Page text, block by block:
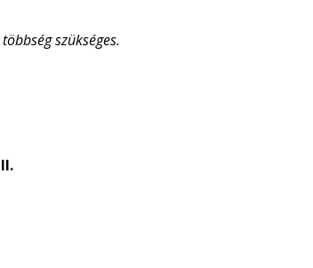
többség szükséges.